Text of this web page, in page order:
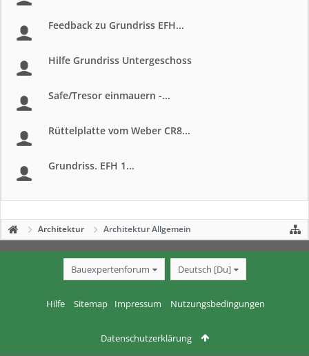
Feedback zu Grundriss EFH...
Hilfe Grundriss Untergeschoss
Safe/Tresor einmauern -...
Rüttelplatte vom Weber CR8...
Grundriss. EFH 1...
Architektur Architektur Allgemein
Bauexpertenforum Deutsch [Du]
Hilfe Sitemap Impressum Nutzungsbedingungen
Datenschutzerklärung